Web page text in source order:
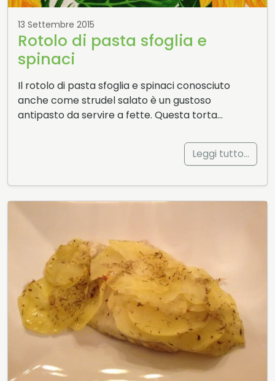
13 Settembre 2015
Rotolo di pasta sfoglia e
spinaci
Il rotolo di pasta sfoglia e spinaci conosciuto
anche come strudel salato è un gustoso
antipasto da servire a fette. Questa torta…
Leggi tutto…